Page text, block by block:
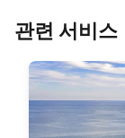
관련 서비스